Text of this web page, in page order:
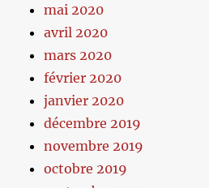
mai 2020
avril 2020
mars 2020
février 2020
janvier 2020
décembre 2019
novembre 2019
octobre 2019